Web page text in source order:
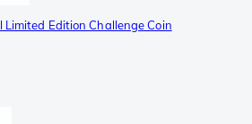
Edition Challenge Coin